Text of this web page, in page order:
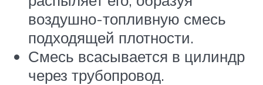
воздушно-топливную смесь
подходящей плотности.
Смесь всасывается в цилиндр
через трубопровод.